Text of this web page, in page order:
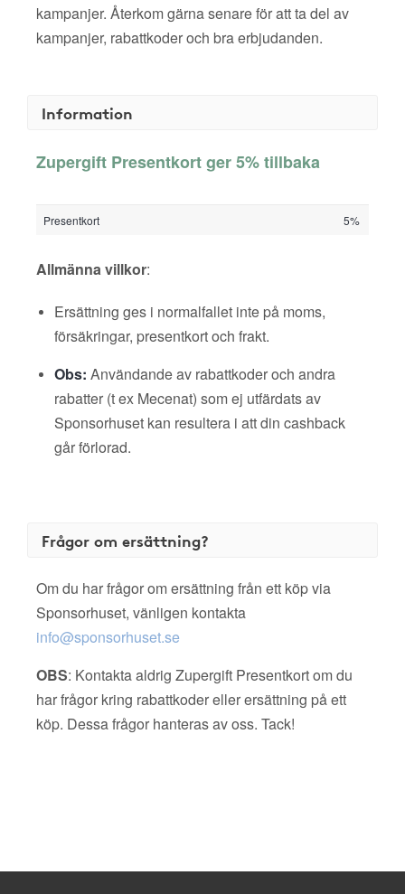
kampanjer. Återkom gärna senare för att ta del av
kampanjer, rabattkoder och bra erbjudanden.
Information
Zupergift Presentkort ger 5% tillbaka
Presentkort 5%
Allmänna villkor:
Ersättning ges i normalfallet inte på moms,
försäkringar, presentkort och frakt.
Obs: Användande av rabattkoder och andra
rabatter (t ex Mecenat) som ej utfärdats av
Sponsorhuset kan resultera i att din cashback
går förlorad.
Frågor om ersättning?
Om du har frågor om ersättning från ett köp via
Sponsorhuset, vänligen kontakta
info@sponsorhuset.se
OBS: Kontakta aldrig Zupergift Presentkort om du
har frågor kring rabattkoder eller ersättning på ett
köp. Dessa frågor hanteras av oss. Tack!